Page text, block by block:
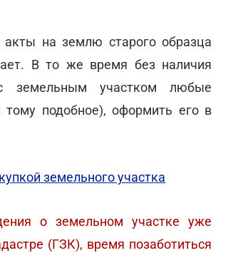
на землю старого образца
В то же время без наличия
земельным участком любые
подобное), оформить его в
земельного участка
о земельном участке уже
(ГЗК), время позаботиться